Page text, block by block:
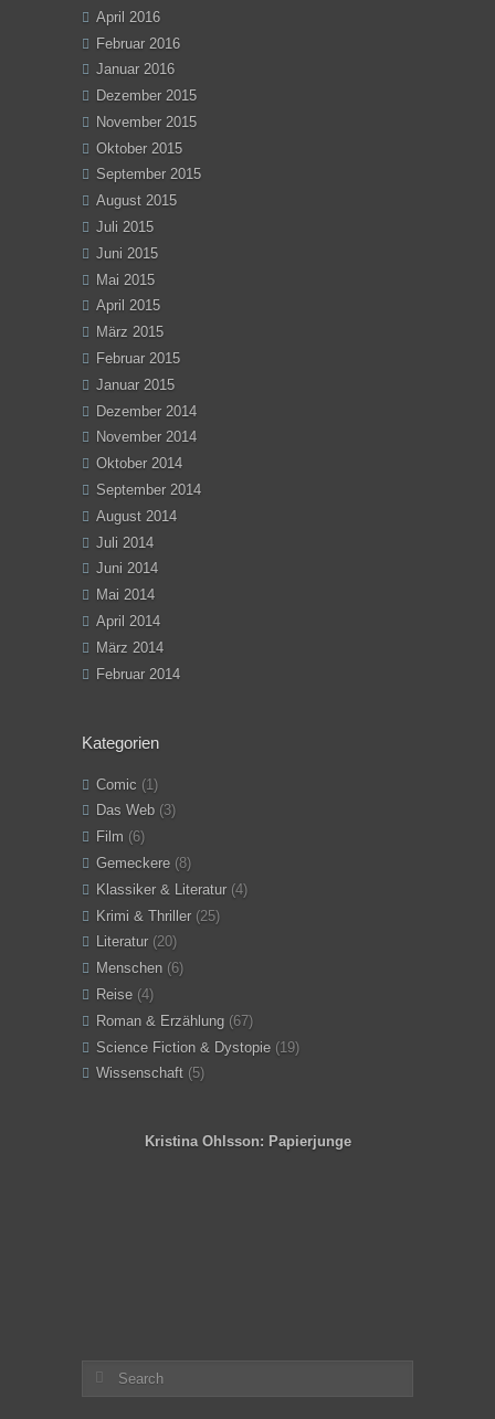
April 2016
Februar 2016
Januar 2016
Dezember 2015
November 2015
Oktober 2015
September 2015
August 2015
Juli 2015
Juni 2015
Mai 2015
April 2015
März 2015
Februar 2015
Januar 2015
Dezember 2014
November 2014
Oktober 2014
September 2014
August 2014
Juli 2014
Juni 2014
Mai 2014
April 2014
März 2014
Februar 2014
Kategorien
Comic (1)
Das Web (3)
Film (6)
Gemeckere (8)
Klassiker & Literatur (4)
Krimi & Thriller (25)
Literatur (20)
Menschen (6)
Reise (4)
Roman & Erzählung (67)
Science Fiction & Dystopie (19)
Wissenschaft (5)
Kristina Ohlsson: Papierjunge